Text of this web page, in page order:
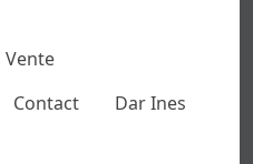
Vente
Contact Dar Ines